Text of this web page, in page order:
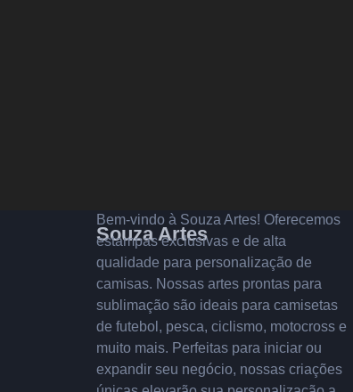
Souza Artes
Bem-vindo à Souza Artes! Oferecemos
estampas exclusivas e de alta
qualidade para personalização de
camisas. Nossas artes prontas para
sublimação são ideais para camisetas
de futebol, pesca, ciclismo, motocross e
muito mais. Perfeitas para iniciar ou
expandir seu negócio, nossas criações